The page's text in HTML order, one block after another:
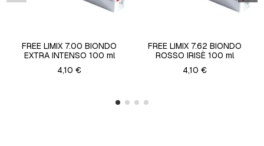
FREE LIMIX 7.00 BIONDO
EXTRA INTENSO 100 ml
4,10 €
FREE LIMIX 7.62 BIONDO
ROSSO IRISÈ 100 ml
4,10 €